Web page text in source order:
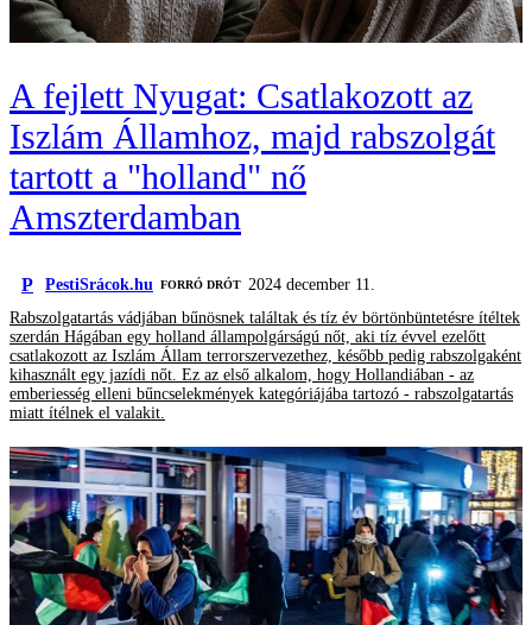
A fejlett Nyugat: Csatlakozott az
Iszlám Államhoz, majd rabszolgát
tartott a "holland" nő
Amszterdamban
P PestiSrácok.hu FORRÓ DRÓT 2024 december 11.
Rabszolgatartás vádjában bűnösnek találtak és tíz év börtönbüntetésre ítéltek
szerdán Hágában egy holland állampolgárságú nőt, aki tíz évvel ezelőtt
csatlakozott az Iszlám Állam terrorszervezethez, később pedig rabszolgaként
kihasznált egy jazídi nőt. Ez az első alkalom, hogy Hollandiában - az
emberiesség elleni bűncselekmények kategóriájába tartozó - rabszolgatartás
miatt ítélnek el valakit.